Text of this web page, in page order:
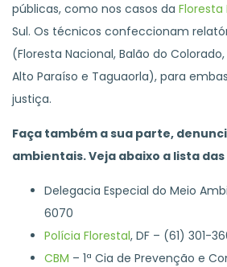
públicas, como nos casos da Floresta
Sul. Os técnicos confeccionam
(Floresta Nacional, Balão do
Alto Paraíso e Taguaorla), para
justiça.
Faça também a sua parte,
ambientais. Veja abaixo a lista
Delegacia Especial do Meio
6070
Polícia Florestal, DF – (61) 301-
CBM – 1ª Cia de Prevenção e